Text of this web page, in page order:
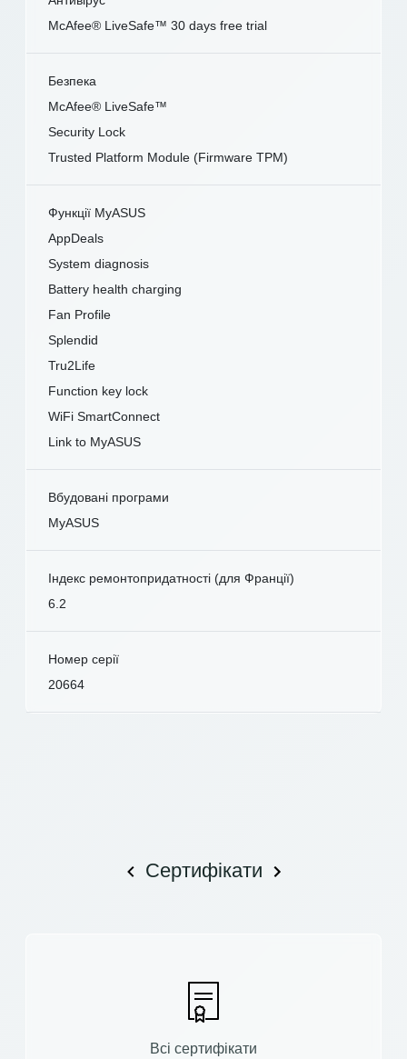
McAfee® LiveSafe™ 30 days free trial
Безпека
McAfee® LiveSafe™
Security Lock
Trusted Platform Module (Firmware TPM)
Функції MyASUS
AppDeals
System diagnosis
Battery health charging
Fan Profile
Splendid
Tru2Life
Function key lock
WiFi SmartConnect
Link to MyASUS
Вбудовані програми
MyASUS
Індекс ремонтопридатності (для Франції)
6.2
Номер серії
20664
Сертифікати
Всі сертифікати